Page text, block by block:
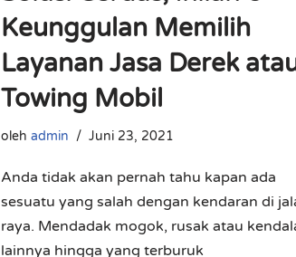
Keunggulan Memilih
Layanan Jasa Derek
Towing Mobil
oleh admin Juni 23, 2021
Anda tidak akan pernah tahu kapan ada
sesuatu yang salah dengan kendaran di
raya. Mendadak mogok, rusak atau
lainnya hingga yang terburuk